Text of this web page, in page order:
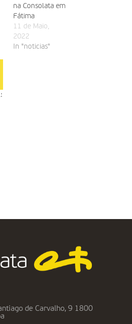
na Consolata em
Fátima
11 de Maio,
2022
In "noticias"
de Carvalho, 9 1800